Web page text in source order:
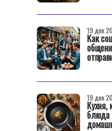
Как
19 дек
Кухня,
блюда
19 дек